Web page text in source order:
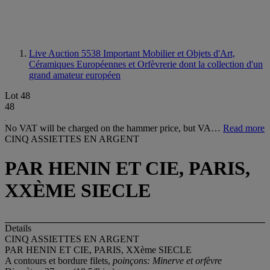
Live Auction 5538 Important Mobilier et Objets d'Art,
Céramiques Européennes et Orfèvrerie dont la collection d'un
grand amateur européen
Lot 48
48
No VAT will be charged on the hammer price, but VA… Read more
CINQ ASSIETTES EN ARGENT
PAR HENIN ET CIE, PARIS,
XXÈME SIECLE
Details
CINQ ASSIETTES EN ARGENT
PAR HENIN ET CIE, PARIS, XXème SIECLE
A contours et bordure filets, poinçons: Minerve et orfèvre